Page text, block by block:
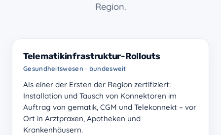
Region.
Telematikinfrastruktur-Rollouts
Gesundheitswesen · bundesweit
Als einer der Ersten der Region zertifiziert:
Installation und Tausch von Konnektoren im
Auftrag von gematik, CGM und Telekonnekt – vor
Ort in Arztpraxen, Apotheken und
Krankenhäusern.